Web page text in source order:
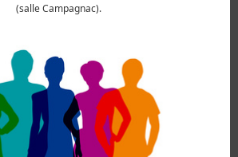
(salle Campagnac).